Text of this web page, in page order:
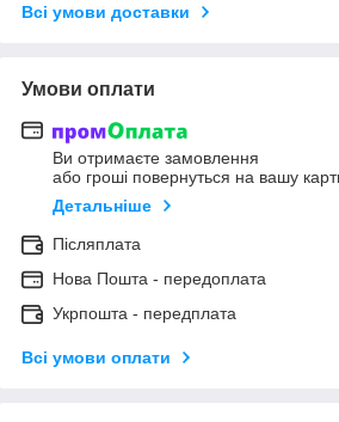
Всі умови доставки
Умови оплати
Ви отримаєте замовлення
або гроші повернуться на вашу
Детальніше
Післяплата
Нова Пошта - передоплата
Укрпошта - передплата
Всі умови оплати